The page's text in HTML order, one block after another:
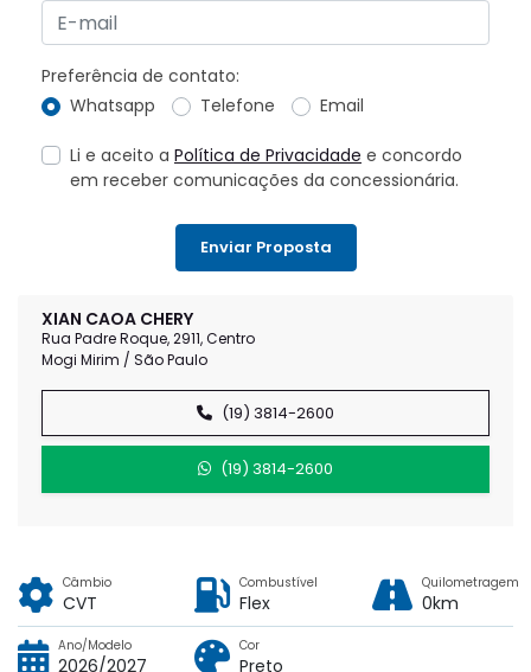
XIAN CAOA CHERY
Rua Padre Roque, 2911, Centro
Mogi Mirim / São Paulo
(19) 3814-2600
(19) 3814-2600
Preferência de contato:
Whatsapp
Telefone Email
Li e aceito a Política de Privacidade e concordo
em receber comunicações da concessionária.
Enviar Proposta
Câmbio
CVT
Combustível
Flex
Quilometragem
0km
Ano/Modelo
2026/2027
Cor
Preto